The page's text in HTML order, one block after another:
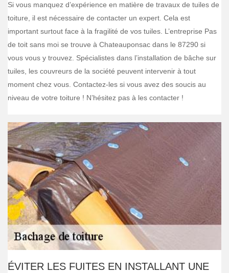
Si vous manquez d’expérience en matière de travaux de tuiles de
toiture, il est nécessaire de contacter un expert. Cela est
important surtout face à la fragilité de vos tuiles. L’entreprise Pas
de toit sans moi se trouve à Chateauponsac dans le 87290 si
vous vous y trouvez. Spécialistes dans l’installation de bâche sur
tuiles, les couvreurs de la société peuvent intervenir à tout
moment chez vous. Contactez-les si vous avez des soucis au
niveau de votre toiture ! N’hésitez pas à les contacter !
ÉVITER LES FUITES EN INSTALLANT UNE